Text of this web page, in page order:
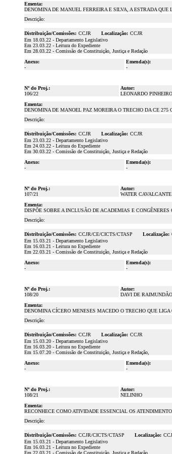
Ementa:
DENOMINA DE MANUEL FERREIRA E SILVA, A ESTRADA
Descrição:
Distribuição/Comissões: CCJR Localização: CCJR
Em 18.03.22 - Departamento Legislativo
Em 23.03.22 - Leitura do Expediente
Em 28.03.22 - Comissão de Constituição, Justiça e Redação
Anexo:
-
Emenda(s):
-
Nº do Proj.:
106/22
Autor:
LEONARDO PINHEIRO
Ementa:
DENOMINA DE MANOEL PAZ MOREIRA O TRECHO DA CE
Descrição:
Distribuição/Comissões: CCJR Localização: CCJR
Em 23.03.22 - Departamento Legislativo
Em 24.03.22 - Leitura do Expediente
Em 30.03.22 - Comissão de Constituição, Justiça e Redação
Anexo:
-
Emenda(s):
-
Nº do Proj.:
107/21
Autor:
WATER CAVALCANTE
Ementa:
DISPÕE SOBRE A INCLUSÃO DE ACADEMIAS E
Descrição:
Distribuição/Comissões: CCJR/CE/CICTS/CTASP Localização:
Em 15.03.21 - Departamento Legislativo
Em 16.03.21 - Leitura no Expediente
Em 22.03.21 - Comissão de Constituição, Justiça e Redação
Anexo:
-
Emenda(s):
-
Nº do Proj.:
108/20
Autor:
DAVI DE RAIMUNDÃO
Ementa:
DENOMINA CÍCERO MENESES MACEDO O TRECHO QUE
Descrição:
Distribuição/Comissões: CCJR Localização: CCJR
Em 15.03.20 - Departamento Legislativo
Em 16.03.20 - Leitura no Expediente
Em 15.07.20 - Comissão de Constituição, Justiça e Redação,
Anexo:
-
Emenda(s):
-
Nº do Proj.:
108/21
Autor:
NELINHO
Ementa:
RECONHECE COMO ATIVIDADE ESSENCIAL OS
Descrição:
Distribuição/Comissões: CCJR/CICTS/CTASP Localização:
Em 15.03.21 - Departamento Legislativo
Em 16.03.21 - Leitura no Expediente
Em 22.03.21 - Comissão de Constituição, Justiça e Redação